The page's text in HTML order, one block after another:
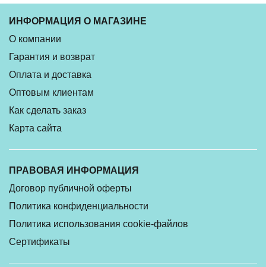
ИНФОРМАЦИЯ О МАГАЗИНЕ
О компании
Гарантия и возврат
Оплата и доставка
Оптовым клиентам
Как сделать заказ
Карта сайта
ПРАВОВАЯ ИНФОРМАЦИЯ
Договор публичной оферты
Политика конфиденциальности
Политика использования cookie-файлов
Сертификаты